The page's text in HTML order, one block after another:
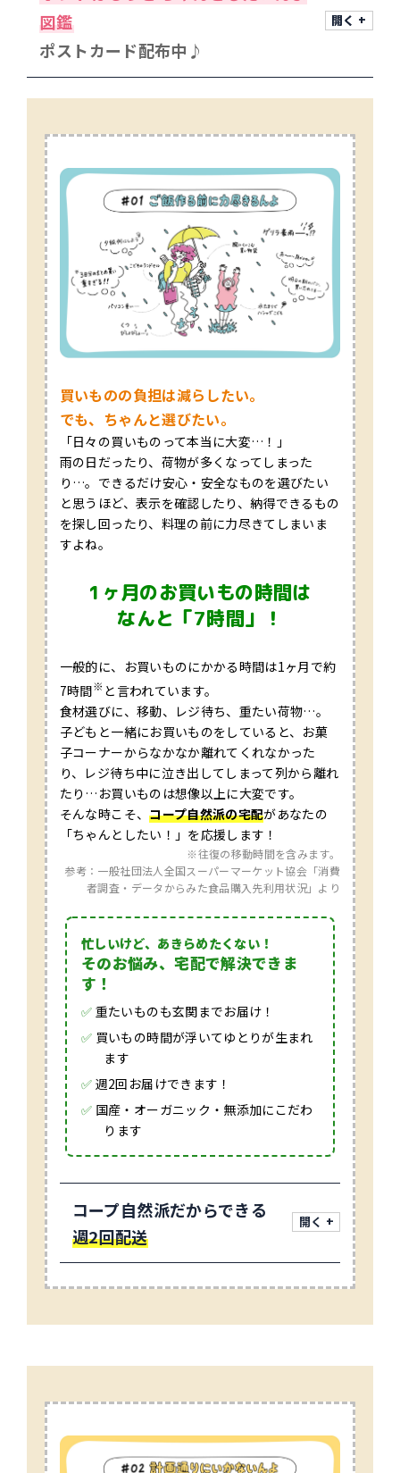
図鑑
ポストカード配布中♪
買いものの負担は減らしたい。
でも、ちゃんと選びたい。
「日々の買いものって本当に大変…！」
雨の日だったり、荷物が多くなってしまった
り…。できるだけ安心・安全なものを選びたい
と思うほど、表示を確認したり、納得できるもの
を探し回ったり、料理の前に力尽きてしまいま
すよね。
1ヶ月のお買いもの時間は
なんと「7時間」！
一般的に、お買いものにかかる時間は1ヶ月で約
7時間※ と言われています。
食材選びに、移動、レジ待ち、重たい荷物…。
子どもと一緒にお買いものをしていると、お菓
子コーナーからなかなか離れてくれなかった
り、レジ待ち中に泣き出してしまって列から離れ
たり…お買いものは想像以上に大変です。
そんな時こそ、コープ自然派の宅配があなたの
「ちゃんとしたい！」を応援します！
※往復の移動時間を含みます。
参考：一般社団法人全国スーパーマーケット協会「消費
者調査・データからみた食品購入先利用状況」より
忙しいけど、あきらめたくない！
そのお悩み、宅配で解決できま
す！
✅ 重たいものも玄関までお届け！
✅ 買いもの時間が浮いてゆとりが生まれ
ます
✅ 週2回お届けできます！
✅ 国産・オーガニック・無添加にこだわ
ります
コープ自然派だからできる
週2回配送